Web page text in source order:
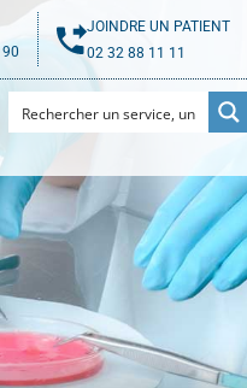
JOINDRE UN PATIENT
02 32 88 11 11